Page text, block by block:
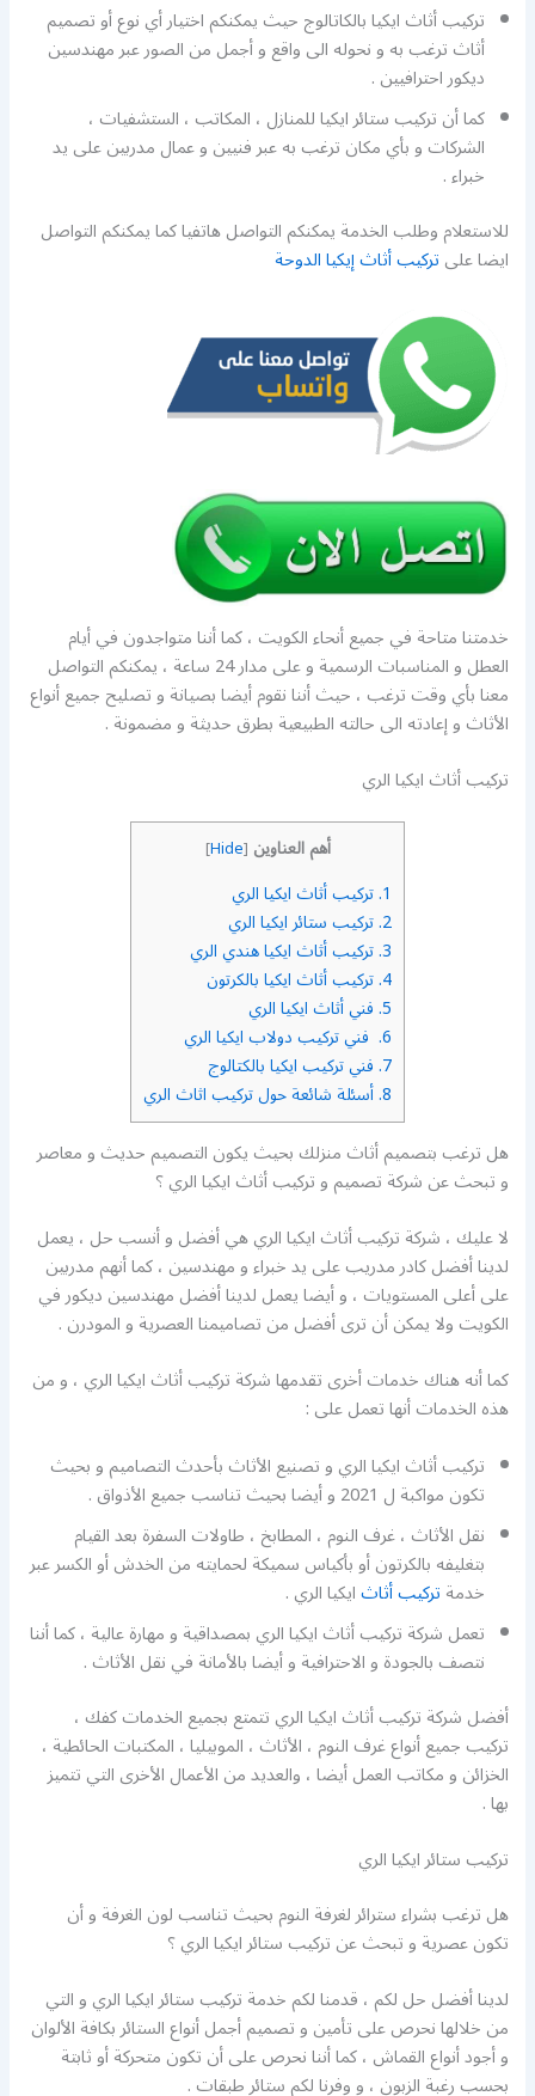
تركيب أثاث ايكيا بالكاتالوج حيث يمكنكم اختيار أي نوع أو تصميم
أثاث ترغب به و نحوله الى واقع و أجمل من الصور عبر مهندسين
ديكور احترافيين .
كما أن تركيب ستائر ايكيا للمنازل ، المكاتب ، الستشفيات ،
الشركات و بأي مكان ترغب به عبر فنيين و عمال مدربين على يد
خبراء .
للاستعلام وطلب الخدمة يمكنكم التواصل هاتفيا كما يمكنكم التواصل
ايضا علىتركيب أثاث إيكيا الدوحة
خدمتنا متاحة في جميع أنحاء الكويت ، كما أننا متواجدون في أيام
العطل و المناسبات الرسمية و على مدار 24 ساعة ، يمكنكم التواصل
معنا بأي وقت ترغب ، حيث أننا نقوم أيضا بصيانة و تصليح جميع أنواع
الأثاث و إعادته الى حالته الطبيعية بطرق حديثة و مضمونة .
تركيب أثاث ايكيا الري
أهم العناوين [
Hide
]
1. تركيب أثاث ايكيا الري
2. تركيب ستائر ايكيا الري
3. تركيب أثاث ايكيا هندي الري
4. تركيب أثاث ايكيا بالكرتون
5. فني أثاث ايكيا الري
6. فني تركيب دولاب ايكيا الري
7. فني تركيب ايكيا بالكتالوج
8. أسئلة شائعة حول تركيب اثاث الري
هل ترغب بتصميم أثاث منزلك بحيث يكون التصميم حديث و معاصر
و تبحث عن شركة تصميم و تركيب أثاث ايكيا الري ؟
لا عليك ، شركة تركيب أثاث ايكيا الري هي أفضل و أنسب حل ، يعمل
لدينا أفضل كادر مدريب على يد خبراء و مهندسين ، كما أنهم مدربين
على أعلى المستويات ، و أيضا يعمل لدينا أفضل مهندسين ديكور في
الكويت ولا يمكن أن ترى أفضل من تصاميمنا العصرية و المودرن .
كما أنه هناك خدمات أخرى تقدمها شركة تركيب أثاث ايكيا الري ، و من
هذه الخدمات أنها تعمل على :
تركيب أثاث ايكيا الري و تصنيع الأثاث بأحدث التصاميم و بحيث
تكون مواكبة ل 2021 و أيضا بحيث تناسب جميع الأذواق .
نقل الأثاث ، غرف النوم ، المطابخ ، طاولات السفرة بعد القيام
بتغليفه بالكرتون أو بأكياس سميكة لحمايته من الخدش أو الكسر عبر
خدمةتركيب أثاثايكيا الري .
تعمل شركة تركيب أثاث ايكيا الري بمصداقية و مهارة عالية ، كما أننا
نتصف بالجودة و الاحترافية و أيضا بالأمانة في نقل الأثاث .
أفضل شركة تركيب أثاث ايكيا الري تتمتع بجميع الخدمات كفك ،
تركيب جميع أنواع غرف النوم ، الأثاث ، الموبيليا ، المكتبات الحائطية ،
الخزائن و مكاتب العمل أيضا ، والعديد من الأعمال الأخرى التي تتميز
بها .
تركيب ستائر ايكيا الري
هل ترغب بشراء سترائر لغرفة النوم بحيث تناسب لون الغرفة و أن
تكون عصرية و تبحث عن تركيب ستائر ايكيا الري ؟
لدينا أفضل حل لكم ، قدمنا لكم خدمة تركيب ستائر ايكيا الري و التي
من خلالها نحرص على تأمين و تصميم أجمل أنواع الستائر بكافة الألوان
و أجود أنواع القماش ، كما أننا نحرص على أن تكون متحركة أو ثابتة
بحسب رغبة الزبون ، و وفرنا لكم ستائر طبقات .